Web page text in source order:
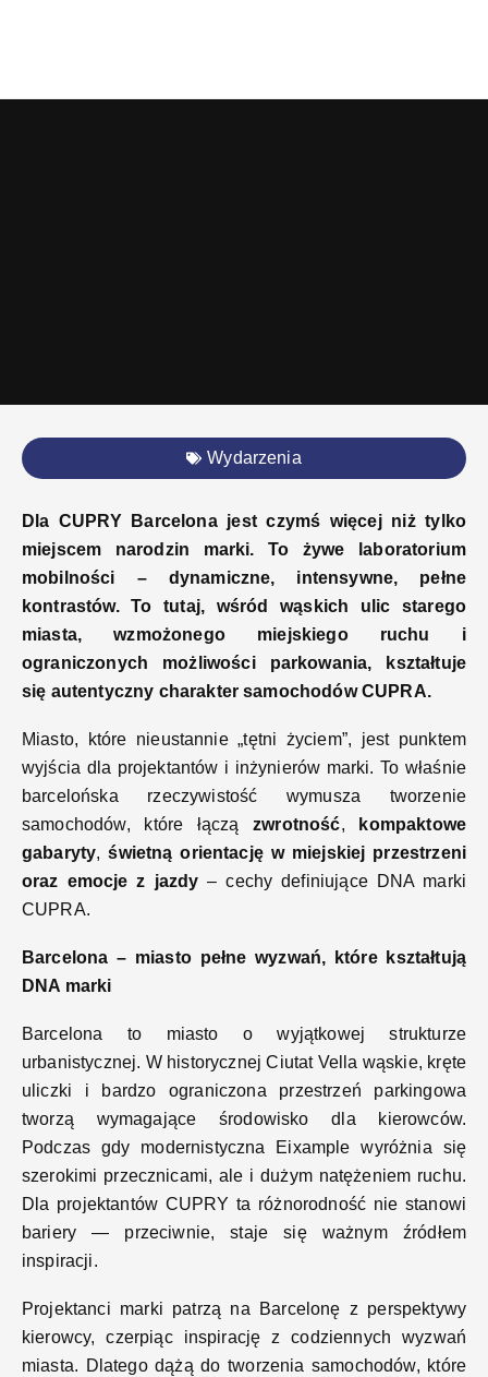
Wydarzenia
Dla CUPRY Barcelona jest czymś więcej niż tylko
miejscem narodzin marki. To żywe laboratorium
mobilności – dynamiczne, intensywne, pełne
kontrastów. To tutaj, wśród wąskich ulic starego
miasta, wzmożonego miejskiego ruchu i
ograniczonych możliwości parkowania, kształtuje
się autentyczny charakter samochodów CUPRA.
Miasto, które nieustannie „tętni życiem”, jest punktem
wyjścia dla projektantów i inżynierów marki. To właśnie
barcelońska rzeczywistość wymusza tworzenie
samochodów, które łączązwrotność,
kompaktowe
gabaryty,świetną orientację w miejskiej przestrzeni
oraz emocje z jazdy – cechy definiujące DNA marki
CUPRA.
Barcelona – miasto pełne wyzwań, które kształtują
DNA marki
Barcelona to miasto o wyjątkowej strukturze
urbanistycznej. W historycznej Ciutat Vella wąskie, kręte
uliczki i bardzo ograniczona przestrzeń parkingowa
tworzą wymagające środowisko dla kierowców.
Podczas gdy modernistyczna Eixample wyróżnia się
szerokimi przecznicami, ale i dużym natężeniem ruchu.
Dla projektantów CUPRY ta różnorodność nie stanowi
bariery — przeciwnie, staje się ważnym źródłem
inspiracji.
Projektanci marki patrzą na Barcelonę z perspektywy
kierowcy, czerpiąc inspirację z codziennych wyzwań
miasta. Dlatego dążą do tworzenia samochodów, które